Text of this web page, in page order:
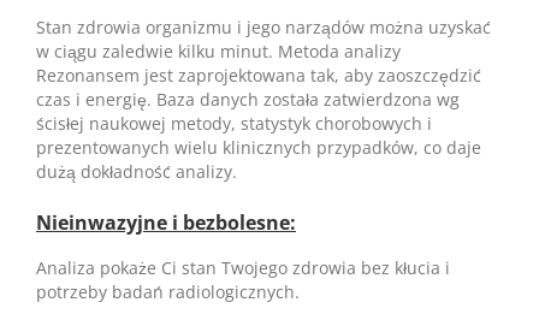
Stan zdrowia organizmu i jego narządów można uzyskać
w ciągu zaledwie kilku minut. Metoda analizy
Rezonansem jest zaprojektowana tak, aby zaoszczędzić
czas i energię. Baza danych została zatwierdzona wg
ścisłej naukowej metody, statystyk chorobowych i
prezentowanych wielu klinicznych przypadków, co daje
dużą dokładność analizy.
Nieinwazyjne i bezbolesne:
Analiza pokaże Ci stan Twojego zdrowia bez kłucia i
potrzeby badań radiologicznych.